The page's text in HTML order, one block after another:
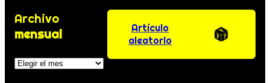
Archivo
mensual
Archivos
Artículo
aleatorio